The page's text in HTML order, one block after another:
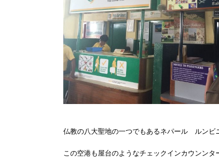
仏教の八大聖地の一つでもあるネパール ルンビ
この空港も屋台のようなチェックインカウンン